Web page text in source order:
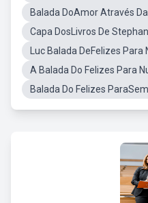
Balada DoAmor Através
Capa DosLivros De
Luc Balada DeFelizes Para
A Balada Do Felizes Para
Balada Do Felizes